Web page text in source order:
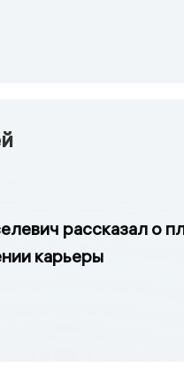
рассказал о
карьеры